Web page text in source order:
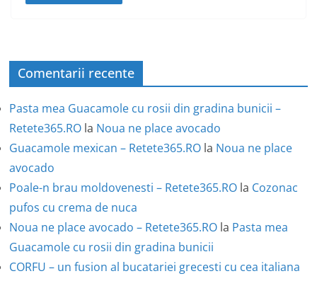
Comentarii recente
Pasta mea Guacamole cu rosii din gradina bunicii –
Retete365.RO la Noua ne place avocado
Guacamole mexican – Retete365.RO la Noua ne place
avocado
Poale-n brau moldovenesti – Retete365.RO la Cozonac
pufos cu crema de nuca
Noua ne place avocado – Retete365.RO la Pasta mea
Guacamole cu rosii din gradina bunicii
CORFU – un fusion al bucatariei grecesti cu cea italiana